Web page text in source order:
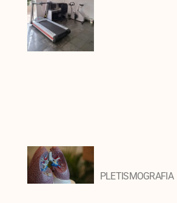
PLETISMOGRAFIA